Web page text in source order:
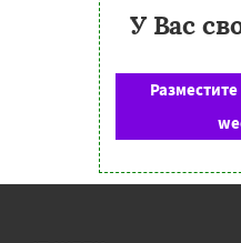
У Вас